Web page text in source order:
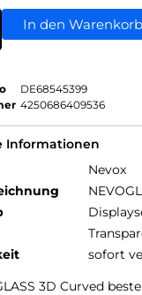
In den Warenkorb
DE68545399
4250686409536
Informationen
Nevox
sofort
3D Curved